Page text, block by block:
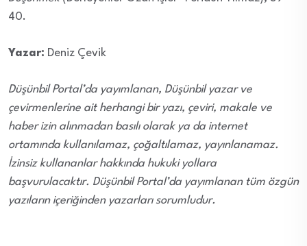
40.
Yazar: Deniz Çevik
Düşünbil Portal’da yayımlanan, Düşünbil yazar ve
çevirmenlerine ait herhangi bir yazı, çeviri, makale ve
haber izin alınmadan basılı olarak ya da internet
ortamında kullanılamaz, çoğaltılamaz, yayınlanamaz.
İzinsiz kullananlar hakkında hukuki yollara
başvurulacaktır. Düşünbil Portal’da yayımlanan tüm özgün
yazıların içeriğinden yazarları sorumludur.